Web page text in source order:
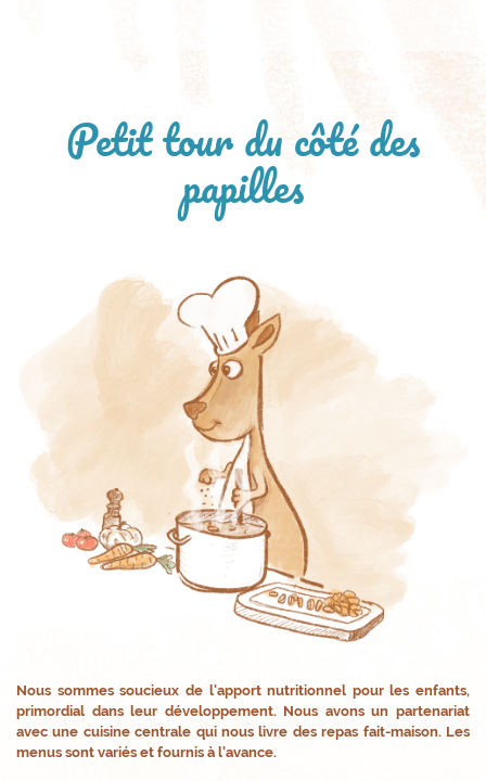
Petit tour du côté des
papilles
Nous sommes soucieux de l'apport nutritionnel pour les enfants,
primordial dans leur développement. Nous avons un partenariat
avec une cuisine centrale qui nous livre des repas fait-maison. Les
menus sont variés et fournis à l'avance.